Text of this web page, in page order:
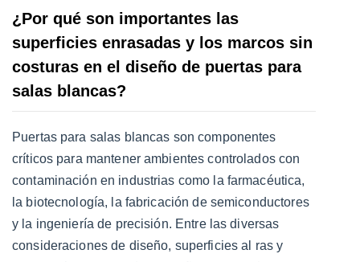
¿Por qué son importantes las
superficies enrasadas y los marcos sin
costuras en el diseño de puertas para
salas blancas?
Puertas para salas blancas son componentes
críticos para mantener ambientes controlados con
contaminación en industrias como la farmacéutica,
la biotecnología, la fabricación de semiconductores
y la ingeniería de precisión. Entre las diversas
consideraciones de diseño, superficies al rasy